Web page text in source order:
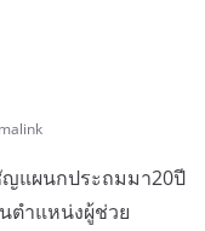
ญแผนกประถมมา20ปี
ตำแหน่งผู้ช่วย